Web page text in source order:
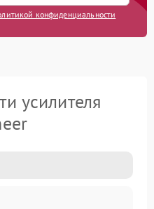
конфиденциальности
усилителя